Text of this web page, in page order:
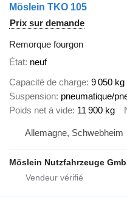
Möslein TKO 105
Prix sur demande
Remorque fourgon
État neuf
Capacité de charge 9 050 kg
Suspension pneumatique/
Poids net à vide 11 900 kg
Allemagne, Schwebheim
Möslein Nutzfahrzeuge